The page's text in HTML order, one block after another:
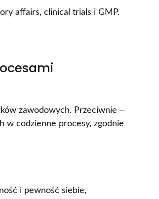
affairs, clinical trials i GMP.
zawodowych. Przeciwnie –
w codzienne procesy, zgodnie
i pewność siebie,